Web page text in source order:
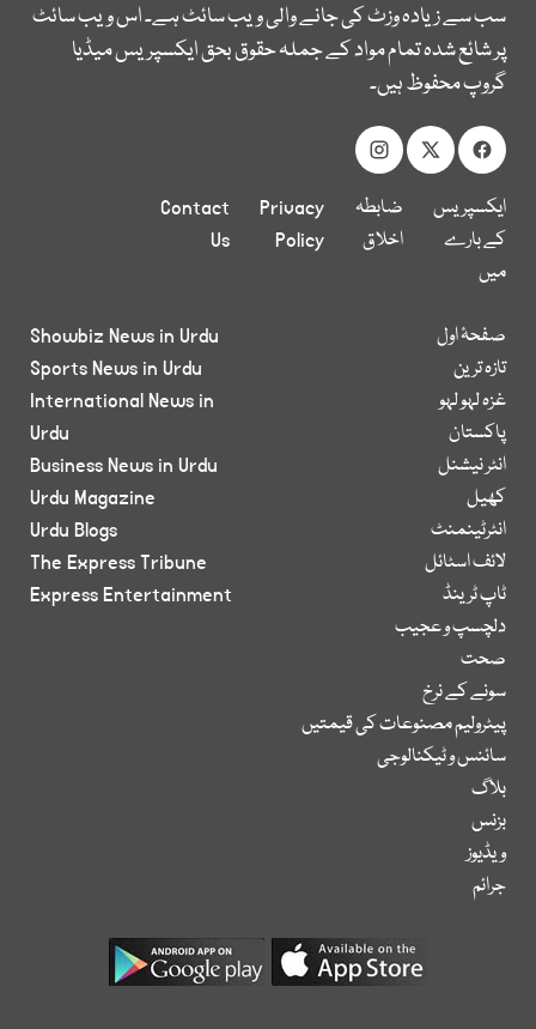
سب سے زیادہ وزٹ کی جانے والی ویب سائٹ ہے۔ اس ویب سائٹ
پر شائع شدہ تمام مواد کے جملہ حقوق بحق ایکسپریس میڈیا
گروپ محفوظ ہیں۔
ایکسپریس
کے بارے
میں
ضابطہ
اخلاق
Privacy
Policy
Contact
Us
صفحۂ اول
تازہ ترین
غزہ لہو لہو
پاکستان
انٹر نیشنل
کھیل
انٹرٹینمنٹ
لائف اسٹائل
ٹاپ ٹرینڈ
دلچسپ و عجیب
صحت
سونے کے نرخ
پیٹرولیم مصنوعات کی قیمتیں
سائنس و ٹیکنالوجی
بلاگ
بزنس
ویڈیوز
جرائم
Showbiz News in Urdu
Sports News in Urdu
International News in
Urdu
Business News in Urdu
Urdu Magazine
Urdu Blogs
The Express Tribune
Express Entertainment